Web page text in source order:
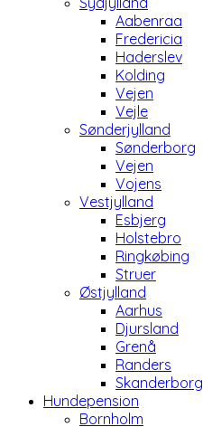
Aabenraa
Fredericia
Haderslev
Kolding
Vejen
Vejle
Sønderjylland
Sønderborg
Vejen
Vojens
Vestjylland
Esbjerg
Holstebro
Ringkøbing
Struer
Østjylland
Aarhus
Djursland
Grenå
Randers
Skanderborg
Hundepension
Bornholm